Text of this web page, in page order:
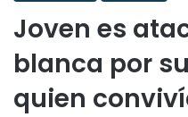
Joven es
blanca por
quien